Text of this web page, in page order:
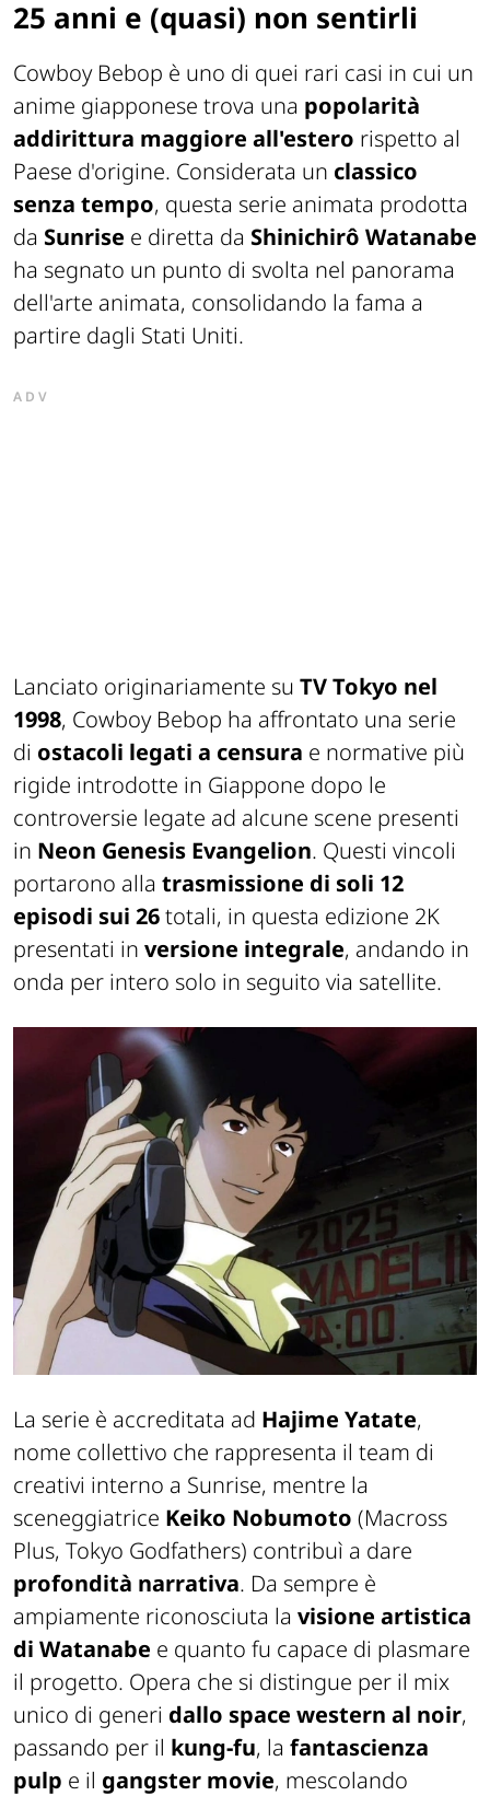
25 anni e (quasi) non sentirli
Cowboy Bebop è uno di quei rari casi in cui un
anime giapponese trova una popolarità
addirittura maggiore all'estero rispetto al
Paese d'origine. Considerata un classico
senza tempo, questa serie animata prodotta
da Sunrise e diretta da Shinichirô Watanabe
ha segnato un punto di svolta nel panorama
dell'arte animata, consolidando la fama a
partire dagli Stati Uniti.
ADV
Lanciato originariamente su TV Tokyo nel
1998, Cowboy Bebop ha affrontato una serie
di ostacoli legati a censura e normative più
rigide introdotte in Giappone dopo le
controversie legate ad alcune scene presenti
in Neon Genesis Evangelion. Questi vincoli
portarono alla trasmissione di soli 12
episodi sui 26totali, in questa edizione 2K
presentati in versione integrale, andando in
onda per intero solo in seguito via satellite.
La serie è accreditata ad Hajime Yatate,
nome collettivo che rappresenta il team di
creativi interno a Sunrise, mentre la
sceneggiatrice Keiko Nobumoto (Macross
Plus, Tokyo Godfathers) contribuì a dare
profondità narrativa. Da sempre è
ampiamente riconosciuta la visione artistica
di Watanabe e quanto fu capace di plasmare
il progetto. Opera che si distingue per il mix
unico di generi dallo space western al noir,
passando per il kung-fu, la fantascienza
pulp e il gangster movie, mescolando